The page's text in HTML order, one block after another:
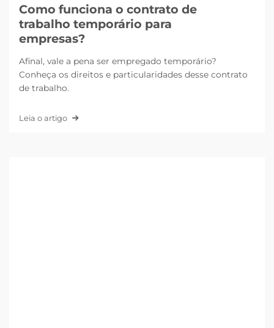
Como funciona o contrato de
trabalho temporário para
empresas?
Afinal, vale a pena ser empregado temporário?
Conheça os direitos e particularidades desse contrato
de trabalho.
Leia o artigo